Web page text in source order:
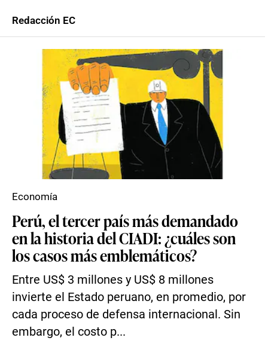
Redacción EC
Perú, el tercer país más demandado
en la historia del CIADI: ¿cuáles son
los casos más emblemáticos?
Entre US$ 3 millones y US$ 8 millones
invierte el Estado peruano, en promedio, por
cada proceso de defensa internacional. Sin
embargo, el costo p...
Economía